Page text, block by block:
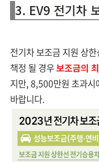
3. EV9 전기차
전기차 보조금 지원 상
책정 될 경우보조금의
지만, 8,500만원 초과시
바랍니다.